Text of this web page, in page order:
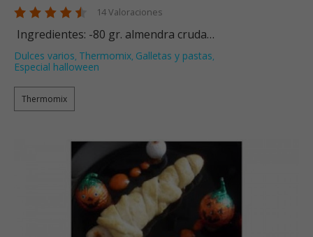
14 Valoraciones
Ingredientes: -80 gr. almendra cruda…
Dulces varios, Thermomix, Galletas y pastas,
Especial halloween
Thermomix